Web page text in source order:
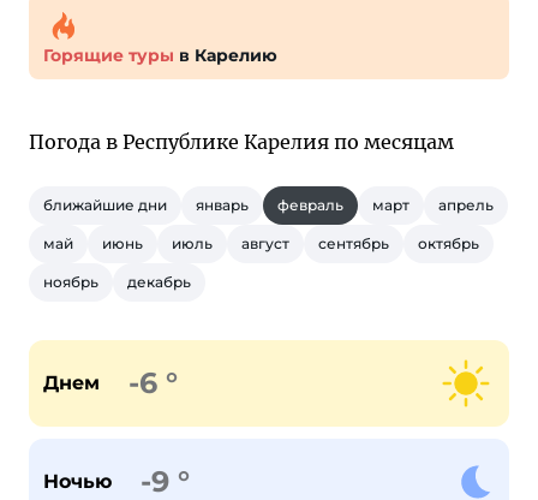
Горящие туры в Карелию
Погода в Республике Карелия по месяцам
ближайшие дни январь февраль март апрель
май июнь июль август сентябрь октябрь
ноябрь декабрь
Днем -6 °
Ночью -9 °